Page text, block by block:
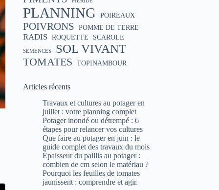
PLANNING POIREAUX
POIVRONS POMME DE TERRE
RADIS ROQUETTE SCAROLE
SEMENCES SOL VIVANT
TOMATES TOPINAMBOUR
Articles récents
Travaux et cultures au potager en
juillet : votre planning complet
Potager inondé ou détrempé : 6
étapes pour relancer vos cultures
Que faire au potager en juin : le
guide complet des travaux du mois
Épaisseur du paillis au potager :
combien de cm selon le matériau ?
Pourquoi les feuilles de tomates
jaunissent : comprendre et agir.